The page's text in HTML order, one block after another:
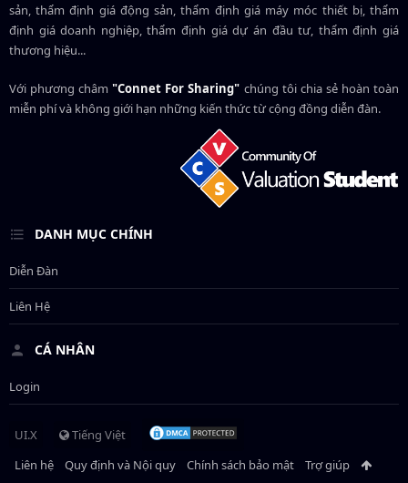
sản, thẩm định giá động sản, thẩm định giá máy móc thiết bị, thẩm
định giá doanh nghiệp, thẩm định giá dự án đầu tư, thẩm định giá
thương hiệu...
Với phương châm"Connet For Sharing" chúng tôi chia sẻ hoàn toàn
miễn phí và không giới hạn những kiến thức từ cộng đồng diễn đàn.
DANH MỤC CHÍNH
Diễn Đàn
Liên Hệ
CÁ NHÂN
Login
UI.X
Tiếng Việt
Liên hệ
Quy định và Nội quy Chính sách bảo mật Trợ giúp